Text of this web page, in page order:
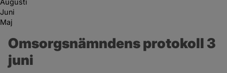
Juni
Maj
Omsorgsnämndens protokoll 3
juni